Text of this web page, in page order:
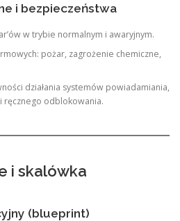
i bezpieczeństwa
w trybie normalnym i awaryjnym.
pożar, zagrożenie chemiczne,
działania systemów powiadamiania,
ręcznego odblokowania.
i skalówka
(blueprint)